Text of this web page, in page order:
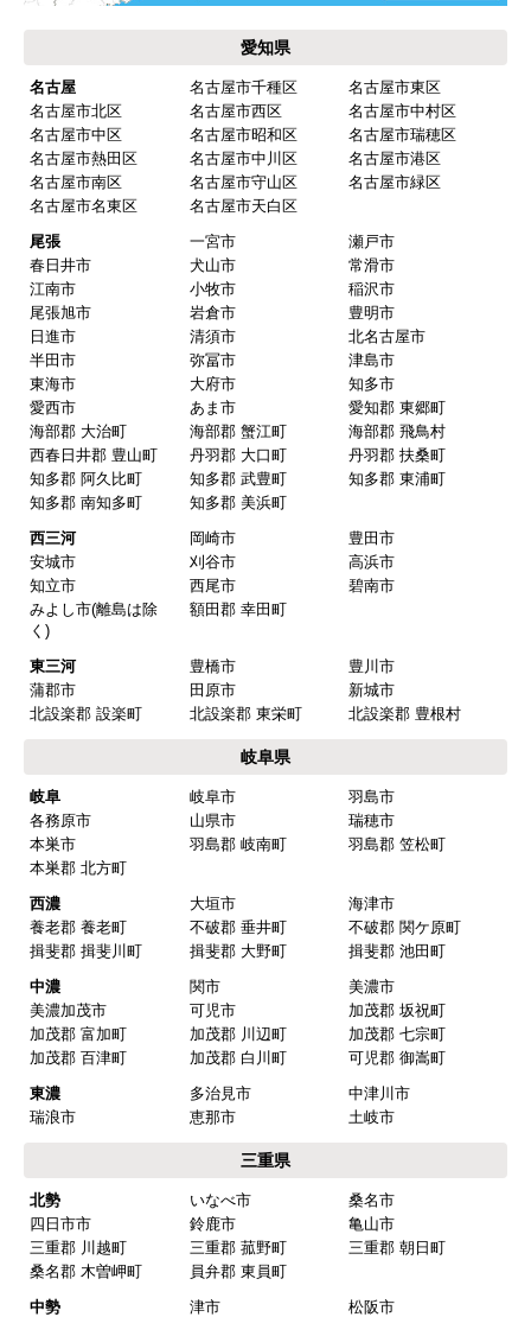
愛知県
名古屋 名古屋市千種区
名古屋市東区
名古屋市北区
名古屋市西区
名古屋市中村区
名古屋市中区
名古屋市昭和区
名古屋市瑞穂区
名古屋市熱田区
名古屋市中川区
名古屋市港区
名古屋市南区
名古屋市守山区
名古屋市緑区
名古屋市名東区
名古屋市天白区
尾張
一宮市
瀬戸市
春日井市
犬山市
常滑市
江南市
小牧市
稲沢市
尾張旭市
岩倉市
豊明市
日進市
清須市
北名古屋市
半田市
弥冨市
津島市
東海市
大府市
知多市
愛西市
あま市
愛知郡 東郷町
海部郡 大治町
海部郡 蟹江町
海部郡 飛鳥村
西春日井郡 豊山町
丹羽郡 大口町
丹羽郡 扶桑町
知多郡 阿久比町
知多郡 武豊町
知多郡 東浦町
知多郡 南知多町
知多郡 美浜町
西三河
岡崎市
豊田市
安城市
刈谷市
高浜市
知立市
西尾市
碧南市
みよし市(離島は除
く)
額田郡 幸田町
東三河 豊橋市
豊川市
蒲郡市
田原市
新城市
北設楽郡 設楽町
北設楽郡 東栄町 北設楽郡 豊根村
岐阜県
岐阜 岐阜市
羽島市
各務原市
山県市
瑞穂市
本巣市
羽島郡 岐南町
羽島郡 笠松町
本巣郡 北方町
西濃
大垣市
海津市
養老郡 養老町
不破郡 垂井町
不破郡 関ケ原町
揖斐郡 揖斐川町
揖斐郡 大野町
揖斐郡 池田町
中濃
関市
美濃市
美濃加茂市
可児市
加茂郡 坂祝町
加茂郡 富加町
加茂郡 川辺町
加茂郡 七宗町
加茂郡 百津町
加茂郡 白川町
可児郡 御嵩町
東濃
多治見市
中津川市
瑞浪市
恵那市 土岐市
三重県
北勢 いなべ市
桑名市
四日市市
鈴鹿市
亀山市
三重郡 川越町
三重郡 菰野町
三重郡 朝日町
桑名郡 木曽岬町
員弁郡 東員町
中勢
津市
松阪市